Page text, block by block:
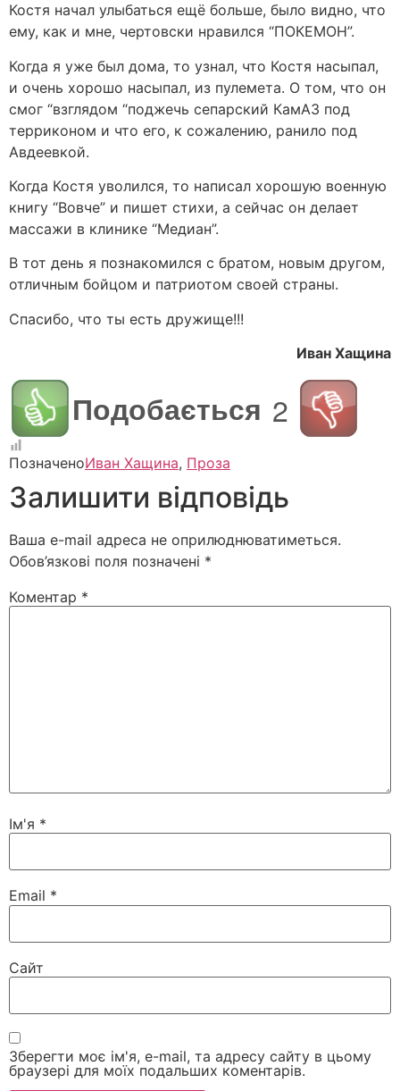
Костя начал улыбаться ещё больше, было видно, что
ему, как и мне, чертовски нравился “ПОКЕМОН”.
Когда я уже был дома, то узнал, что Костя насыпал,
и очень хорошо насыпал, из пулемета. О том, что он
смог “взглядом “поджечь сепарский КамАЗ под
терриконом и что его, к сожалению, ранило под
Авдеевкой.
Когда Костя уволился, то написал хорошую военную
книгу “Вовче” и пишет стихи, а сейчас он делает
массажи в клинике “Медиан”.
В тот день я познакомился с братом, новым другом,
отличным бойцом и патриотом своей страны.
Спасибо, что ты есть дружище!!!
Иван Хащина
Подобається 2
ПозначеноИван Хащина, Проза
Залишити відповідь
Ваша e-mail адреса не оприлюднюватиметься.
Обов’язкові поля позначені *
Коментар *
Ім'я *
Email *
Сайт
Зберегти моє ім'я, e-mail, та адресу сайту в цьому
браузері для моїх подальших коментарів.